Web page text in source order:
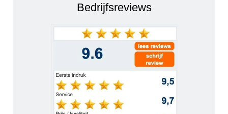
Bedrijfsreviews